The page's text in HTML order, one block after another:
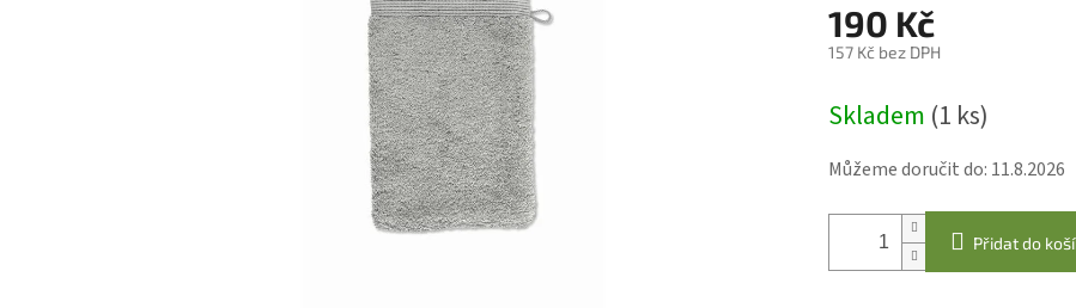
190 Kč
157 Kč bez DPH
cena:
Skladem (1 ks)
Můžeme doručit do: 11.8.2026
Přidat do